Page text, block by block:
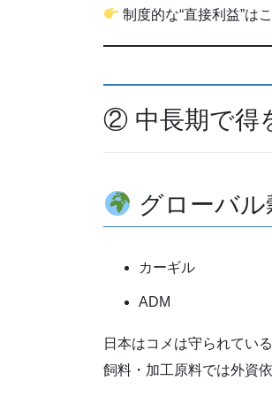
制度的な“直接利益”は
② 中長期で得
グローバ
カーギル
ADM
日本はコメは守られている
飼料・加工原料では外資依